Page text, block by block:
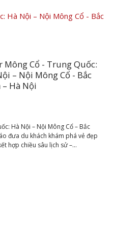
Hà Nội – Nội Mông Cổ - Bắc
Mông Cổ - Trung Quốc:
– Nội Mông Cổ - Bắc
– Hà Nội
Hà Nội – Nội Mông Cổ – Bắc
đưa du khách khám phá vẻ đẹp
hợp chiều sâu lịch sử –...